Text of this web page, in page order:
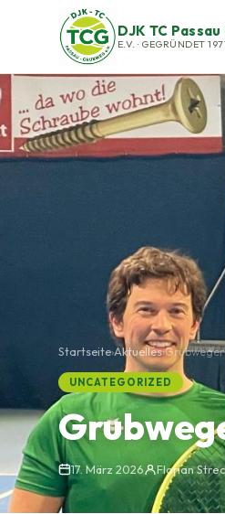
DJK TC
E.V. · GEGRÜNDET
Startseite›Aktuelles›
UNCATEGORIZED
17. März 2026 Florian